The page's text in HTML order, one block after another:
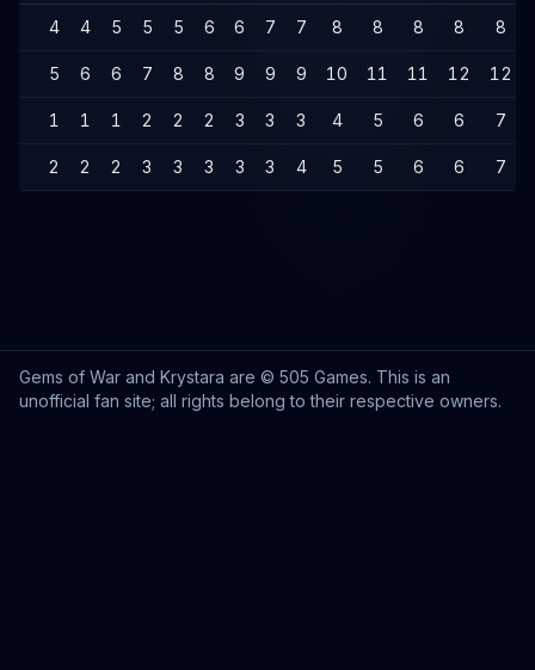
4 4 5 5 5 6 6 7 7 8 8 8 8 8
5 6 6 7 8 8 9 9 9 10 11 11 12 12
1 1 1 2 2 2 3 3 3 4 5 6 6 7
2 2 2 3 3 3 3 3 4 5 5 6 6 7
Gems of War and Krystara are © 505 Games. This is an
unofficial fan site; all rights belong to their respective owners.